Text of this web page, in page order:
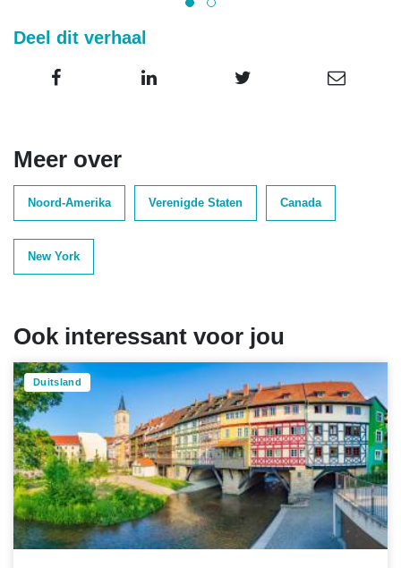
Deel dit verhaal
Meer over
Noord-Amerika Verenigde Staten Canada
New York
Ook interessant voor jou
Duitsland